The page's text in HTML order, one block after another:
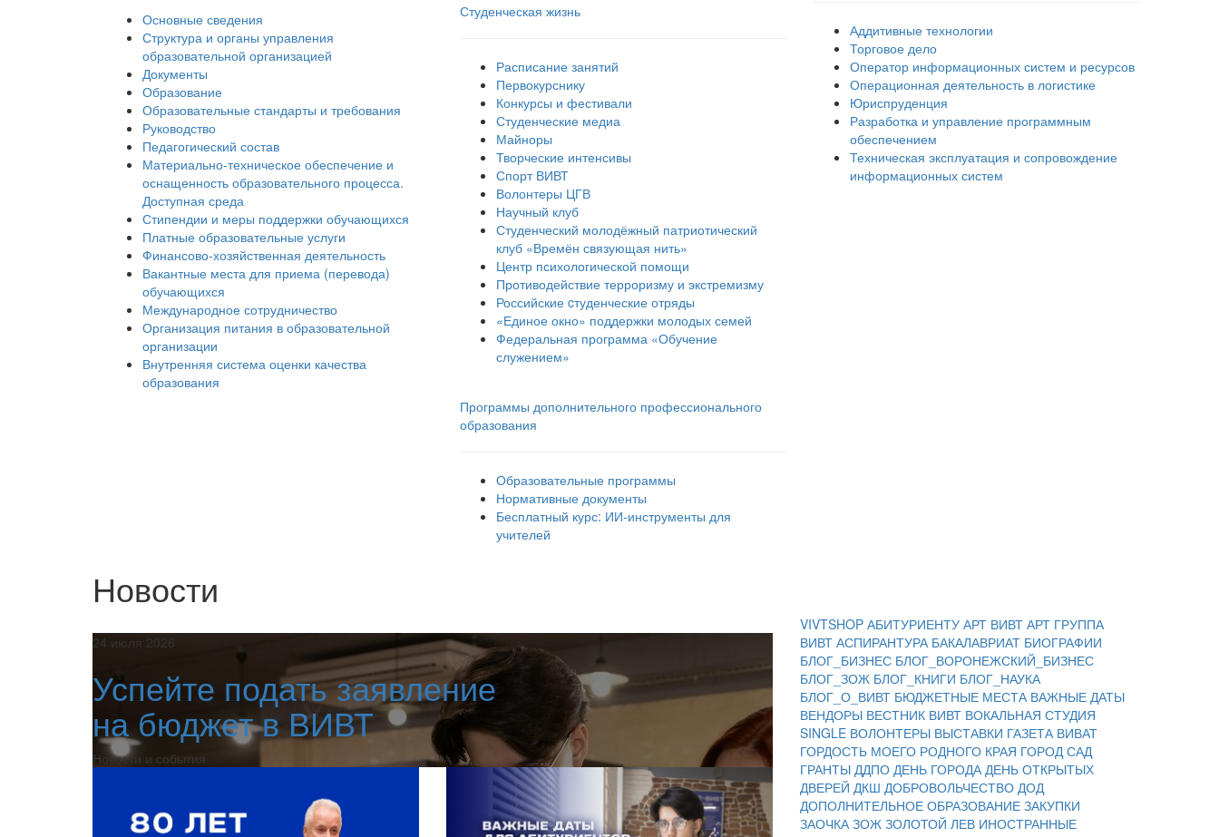
Основные сведения
Структура и органы управления
образовательной организацией
Документы
Образование
Образовательные стандарты и требования
Руководство
Педагогический состав
Материально-техническое обеспечение и
оснащенность образовательного процесса.
Доступная среда
Стипендии и меры поддержки обучающихся
Платные образовательные услуги
Финансово-хозяйственная деятельность
Вакантные места для приема (перевода)
обучающихся
Международное сотрудничество
Организация питания в образовательной
организации
Внутренняя система оценки качества
образования
Студенческая жизнь
Расписание занятий
Первокурснику
Конкурсы и фестивали
Студенческие медиа
Майноры
Творческие интенсивы
Спорт ВИВТ
Волонтеры ЦГВ
Научный клуб
Студенческий молодёжный патриотический
клуб «Времён связующая нить»
Центр психологической помощи
Противодействие терроризму и экстремизму
Российские cтуденческие отряды
«Единое окно» поддержки молодых семей
Федеральная программа «Обучение
служением»
Программы дополнительного профессионального
образования
Образовательные программы
Нормативные документы
Бесплатный курс: ИИ‑инструменты для
учителей
Аддитивные технологии
Торговое дело
Оператор информационных систем и ресурсов
Операционная деятельность в логистике
Юриспруденция
Разработка и управление программным
обеспечением
Техническая эксплуатация и сопровождение
информационных систем
Новости
24 июля 2026
Успейте подать заявление
на бюджет в ВИВТ
Новости и события
VIVTSHOP АБИТУРИЕНТУ АРТ ВИВТ АРТ ГРУППА
ВИВТ АСПИРАНТУРА БАКАЛАВРИАТ БИОГРАФИИ
БЛОГ_БИЗНЕС БЛОГ_ВОРОНЕЖСКИЙ_БИЗНЕС
БЛОГ_ЗОЖ БЛОГ_КНИГИ БЛОГ_НАУКА
БЛОГ_О_ВИВТ БЮДЖЕТНЫЕ МЕСТА ВАЖНЫЕ ДАТЫ
ВЕНДОРЫ ВЕСТНИК ВИВТ ВОКАЛЬНАЯ СТУДИЯ
SINGLE ВОЛОНТЕРЫ ВЫСТАВКИ ГАЗЕТА ВИВАТ
ГОРДОСТЬ МОЕГО РОДНОГО КРАЯ ГОРОД САД
ГРАНТЫ ДДПО ДЕНЬ ГОРОДА ДЕНЬ ОТКРЫТЫХ
ДВЕРЕЙ ДКШ ДОБРОВОЛЬЧЕСТВО ДОД
ДОПОЛНИТЕЛЬНОЕ ОБРАЗОВАНИЕ ЗАКУПКИ
ЗАОЧКА ЗОЖ ЗОЛОТОЙ ЛЕВ ИНОСТРАННЫЕ